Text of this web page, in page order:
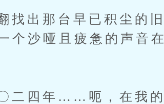
出那台早已积尘的旧
个沙哑且疲惫的声音在
四年……呃，在我的